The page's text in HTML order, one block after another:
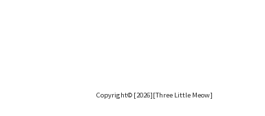
Copyright© [2026][Three Little Meow]